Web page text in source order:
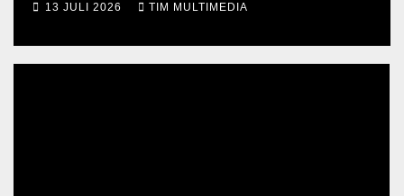
13 JULI 2026 TIM MULTIMEDIA